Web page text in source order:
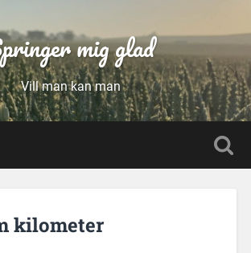
mig glad
Vill man kan man
kilometer